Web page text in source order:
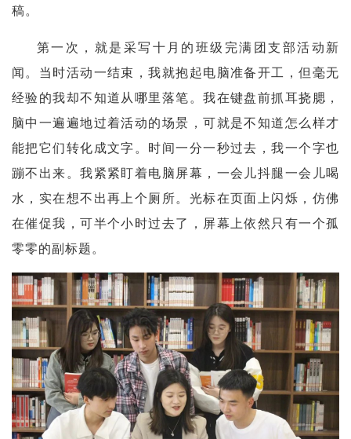
稿。
第一次，就是采写十月的班级完满团支部活动新
闻。当时活动一结束，我就抱起电脑准备开工，但毫无
经验的我却不知道从哪里落笔。我在键盘前抓耳挠腮，
脑中一遍遍地过着活动的场景，可就是不知道怎么样才
能把它们转化成文字。时间一分一秒过去，我一个字也
蹦不出来。我紧紧盯着电脑屏幕，一会儿抖腿一会儿喝
水，实在想不出再上个厕所。光标在页面上闪烁，仿佛
在催促我，可半个小时过去了，屏幕上依然只有一个孤
零零的副标题。